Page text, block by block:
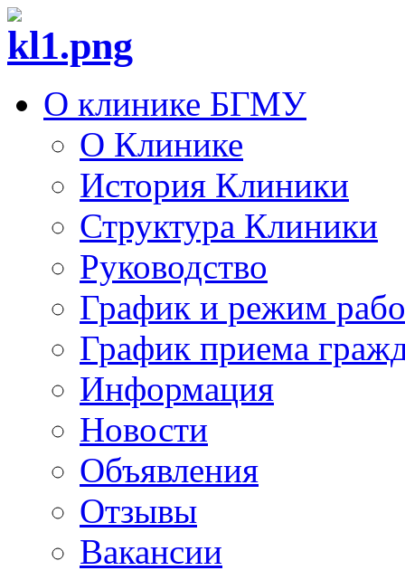
О клинике БГМУ
О Клинике
История Клиники
Структура Клиники
Руководство
График и режим
График приема
Информация
Новости
Объявления
Отзывы
Вакансии